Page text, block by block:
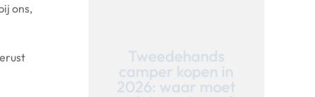
ons,
Waarom nu een
camper kopen in